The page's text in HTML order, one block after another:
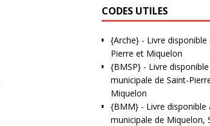
CODES UTILES
{Arche}- Livre disponible
Pierre et Miquelon
{BMSP}- Livre
municipale de Saint-
Miquelon
{BMM}- Livre disponible
municipale de Miquelon,